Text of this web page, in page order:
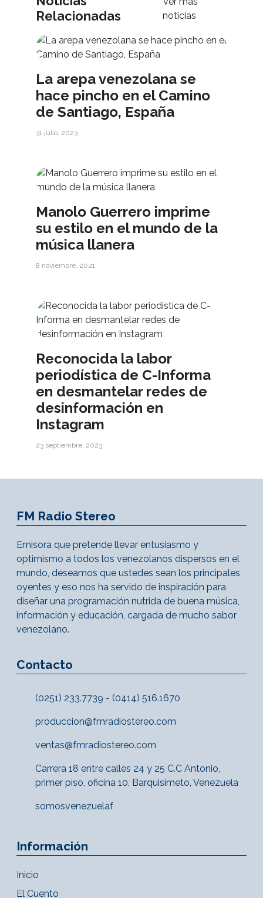
Relacionadas
noticias
La arepa venezolana se
hace pincho en el Camino
de Santiago, España
31 julio, 2023
Manolo Guerrero imprime
su estilo en el mundo de la
música llanera
8 noviembre, 2021
Reconocida la labor
periodística de C-Informa
en desmantelar redes de
desinformación en
Instagram
23 septiembre, 2023
FM Radio Stereo
Emisora que pretende llevar entusiasmo y
optimismo a todos los venezolanos dispersos en el
mundo, deseamos que ustedes sean los principales
oyentes y eso nos ha servido de inspiración para
diseñar una programación nutrida de buena música,
información y educación, cargada de mucho sabor
venezolano.
Contacto
(0251) 233.7739 - (0414) 516.1670
produccion@fmradiostereo.com
ventas@fmradiostereo.com
Carrera 18 entre calles 24 y 25 C.C Antonio,
primer piso, oficina 10, Barquisimeto, Venezuela
somosvenezuelaf
Información
Inicio
El Cuento